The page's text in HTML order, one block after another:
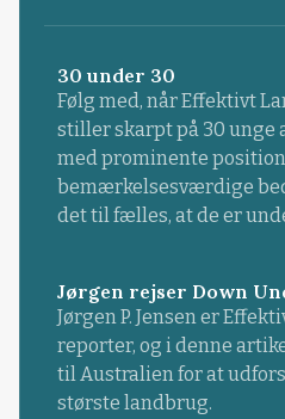
30 under 30
Følg med, når Effektivt
stiller skarpt på 30
med prominente
bemærkelsesværdige
det til fælles, at de er
Jørgen rejser Down
Jørgen P. Jensen er
reporter, og i denne
til Australien for at
største landbrug.